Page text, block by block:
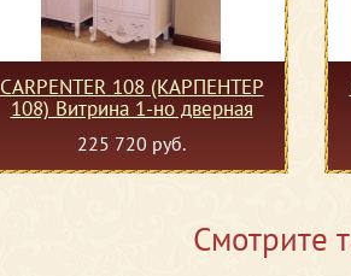
CARPENTER 108 (КАРПЕНТЕР
108) Витрина 1-но дверная
225 720 руб.
Смотрите